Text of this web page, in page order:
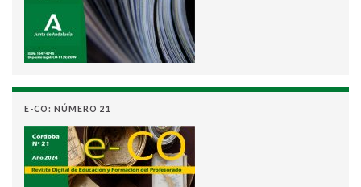
E-CO: NÚMERO 21